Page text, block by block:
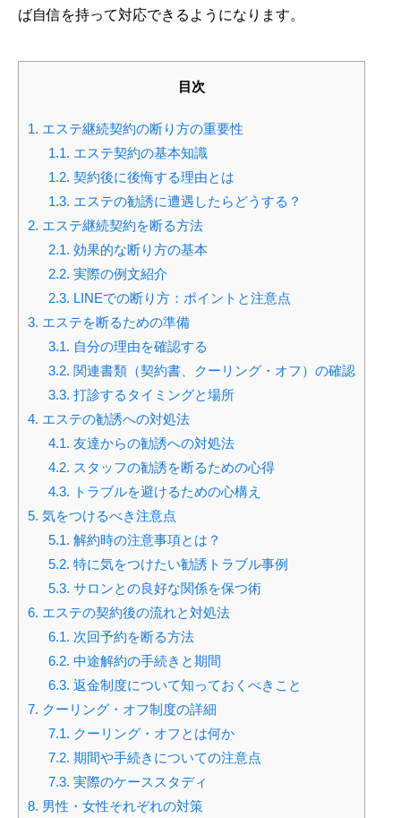
ば自信を持って対応できるようになります。
目次
1. エステ継続契約の断り方の重要性
1.1. エステ契約の基本知識
1.2. 契約後に後悔する理由とは
1.3. エステの勧誘に遭遇したらどうする？
2. エステ継続契約を断る方法
2.1. 効果的な断り方の基本
2.2. 実際の例文紹介
2.3. LINEでの断り方：ポイントと注意点
3. エステを断るための準備
3.1. 自分の理由を確認する
3.2. 関連書類（契約書、クーリング・オフ）の確認
3.3. 打診するタイミングと場所
4. エステの勧誘への対処法
4.1. 友達からの勧誘への対処法
4.2. スタッフの勧誘を断るための心得
4.3. トラブルを避けるための心構え
5. 気をつけるべき注意点
5.1. 解約時の注意事項とは？
5.2. 特に気をつけたい勧誘トラブル事例
5.3. サロンとの良好な関係を保つ術
6. エステの契約後の流れと対処法
6.1. 次回予約を断る方法
6.2. 中途解約の手続きと期間
6.3. 返金制度について知っておくべきこと
7. クーリング・オフ制度の詳細
7.1. クーリング・オフとは何か
7.2. 期間や手続きについての注意点
7.3. 実際のケーススタディ
8. 男性・女性それぞれの対策